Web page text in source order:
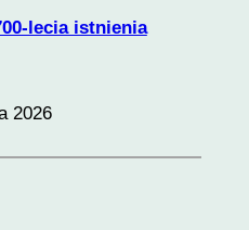
lecia istnienia
2026